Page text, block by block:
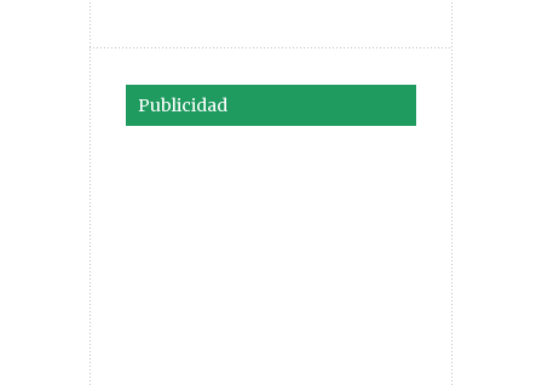
Publicidad